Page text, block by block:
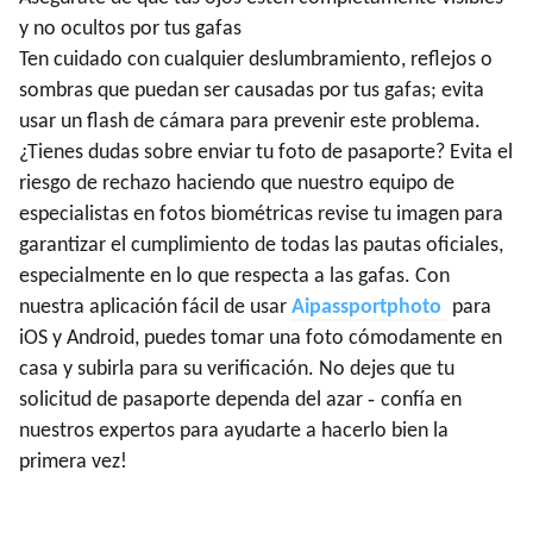
y no ocultos por tus gafas
Ten cuidado con cualquier deslumbramiento, reflejos o
sombras que puedan ser causadas por tus gafas; evita
usar un flash de cámara para prevenir este problema.
¿Tienes dudas sobre enviar tu foto de pasaporte? Evita el
riesgo de rechazo haciendo que nuestro equipo de
especialistas en fotos biométricas revise tu imagen para
garantizar el cumplimiento de todas las pautas oficiales,
especialmente en lo que respecta a las gafas. Con
nuestra aplicación fácil de usar Aipassportphoto para
iOS y Android, puedes tomar una foto cómodamente en
casa y subirla para su verificación. No dejes que tu
solicitud de pasaporte dependa del azar - confía en
nuestros expertos para ayudarte a hacerlo bien la
primera vez!